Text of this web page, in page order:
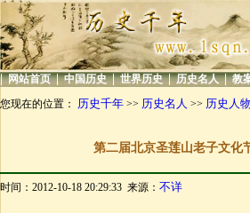
| 网站首页 | 中国历史 | 世界历史 | 历史名人 | 教
您现在的位置： 历史千年 >> 历史名人 >> 历史人
第二届北京圣莲山老子文化
时间：2012-10-18 20:29:33 来源： 不详